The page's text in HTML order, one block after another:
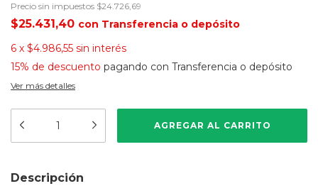
Precio sin impuestos $24.726,69
$25.431,40 con Transferencia o depósito
6 x $4.986,55 sin interés
15% de descuento pagando con Transferencia o depósito
Ver más detalles
Descripción